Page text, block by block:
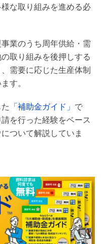
な取り組みを進める必
業のうち周年供給・需
取り組みを後押しする
需要に応じた生産体制
す。
「補助金ガイド」 で
を行った経験をベース
ついて解説していま